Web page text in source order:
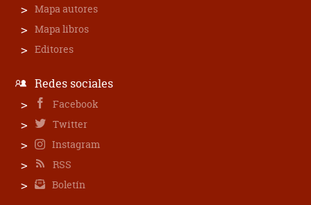
Mapa autores
Mapa libros
Editores
Redes sociales
Facebook
Twitter
Instagram
RSS
Boletín